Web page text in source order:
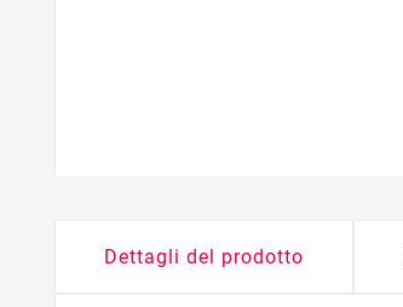
Dettagli del prodotto